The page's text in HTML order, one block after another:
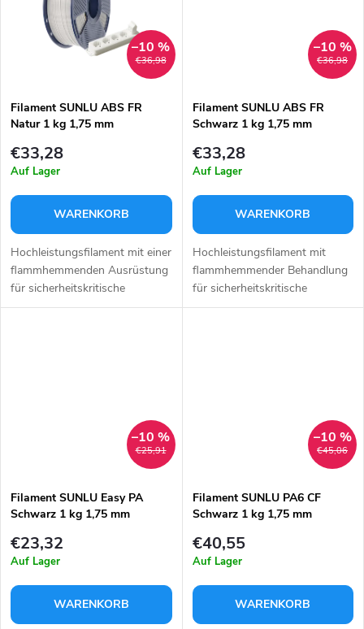
n
g
t
e
€36,98
–10 %
Filament SUNLU ABS FR
Natur 1 kg 1,75 mm
€33,28
Auf Lager
WARENKORB
Hochleistungsfilament mit einer
flammhemmenden Ausrüstung
für sicherheitskritische
Anwendungen in natürlicher
€36,98
–10 %
Filament SUNLU ABS FR
Schwarz 1 kg 1,75 mm
€33,28
Auf Lager
WARENKORB
Hochleistungsfilament mit
flammhemmender Behandlung
für sicherheitskritische
Anwendungen.
€25,91
–10 %
Filament SUNLU Easy PA
Schwarz 1 kg 1,75 mm
€23,32
Auf Lager
WARENKORB
€45,06
–10 %
Filament SUNLU PA6 CF
Schwarz 1 kg 1,75 mm
€40,55
Auf Lager
WARENKORB